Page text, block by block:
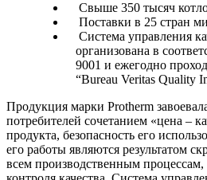
Свыше 350 тысяч
Поставки в 25 стран
Система управления
организована в
9001 и ежегодно
“Bureau Veritas Quality
Продукция марки Protherm
потребителей сочетанием «цена –
продукта, безопасность его
его работы являются результатом
всем производственным